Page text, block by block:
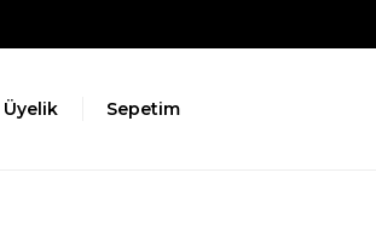
Üyelik Sepetim